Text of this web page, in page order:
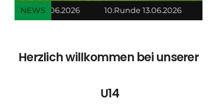
NEWS
10.Runde 13.06.2026 >>> U14 holt sich den
Herzlich willkommen bei unserer
U14